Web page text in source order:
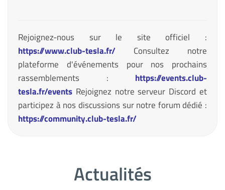
Rejoignez-nous sur le site officiel :
https://www.club-tesla.fr/ Consultez notre
plateforme d'événements pour nos prochains
rassemblements : https://events.club-
tesla.fr/events Rejoignez notre serveur Discord et
participez à nos discussions sur notre forum dédié :
https://community.club-tesla.fr/
Actualités